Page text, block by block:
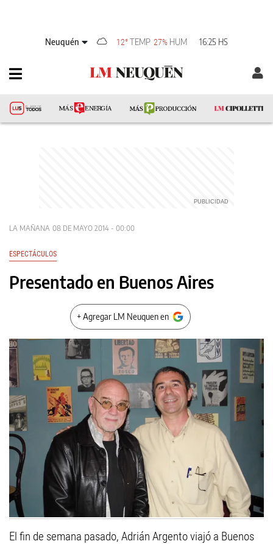
Neuquén 12° TEMP 27% HUM 16:25 HS
LA MAÑANA 08 DE MAYO 2014 - 00:00
ESPECTÁCULOS
Presentado en Buenos Aires
+ Agregar LM Neuquen en
El fin de semana pasado, Adrián Argento viajó a Buenos